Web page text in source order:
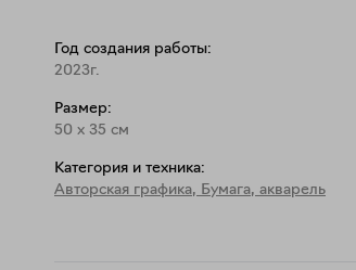
Год создания работы:
2023г.
Размер:
50 x 35 см
Категория и техника:
Авторская графика, Бумага, акварель